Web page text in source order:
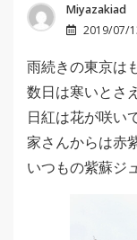
Miyazakiad
2019/07/
雨続きの東京は
数日は寒いとさ
日紅は花が咲い
家さんからは赤
いつもの紫蘇ジ